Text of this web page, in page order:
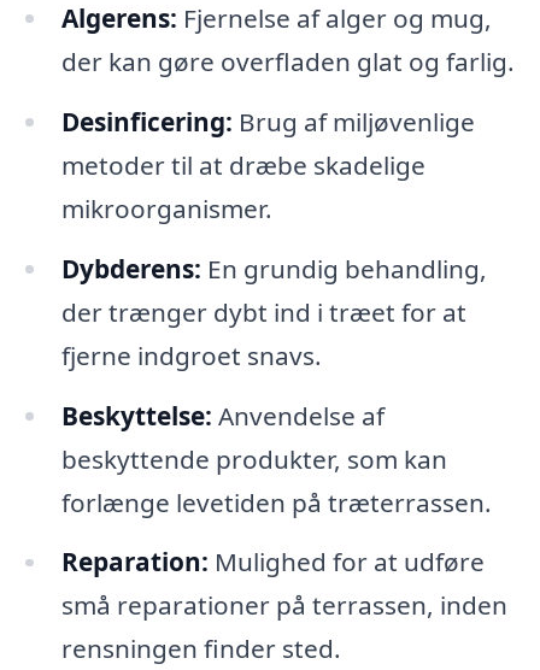
Algerens: Fjernelse af alger og mug,
der kan gøre overfladen glat og farlig.
Desinficering: Brug af miljøvenlige
metoder til at dræbe skadelige
mikroorganismer.
Dybderens: En grundig behandling,
der trænger dybt ind i træet for at
fjerne indgroet snavs.
Beskyttelse: Anvendelse af
beskyttende produkter, som kan
forlænge levetiden på træterrassen.
Reparation: Mulighed for at udføre
små reparationer på terrassen, inden
rensningen finder sted.